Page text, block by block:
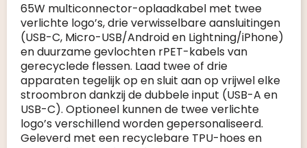
65W multiconnector-oplaadkabel met twee
verlichte logo’s, drie verwisselbare aansluitingen
(USB-C, Micro-USB/Android en Lightning/iPhone)
en duurzame gevlochten rPET-kabels van
gerecyclede flessen. Laad twee of drie
apparaten tegelijk op en sluit aan op vrijwel elke
stroombron dankzij de dubbele input (USB-A en
USB-C). Optioneel kunnen de twee verlichte
logo’s verschillend worden gepersonaliseerd.
Geleverd met een recyclebare TPU-hoes en